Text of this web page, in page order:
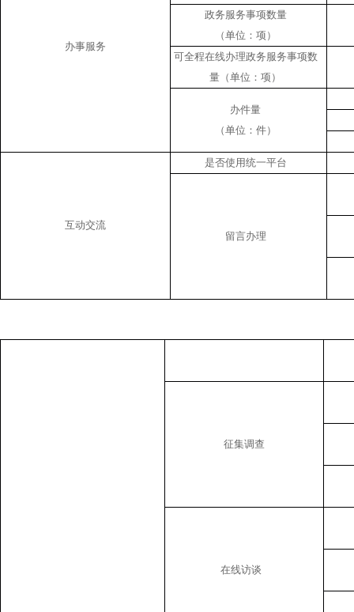
办事服务
政务服务事项数量
（单位：项）
可全程在线办理政务服务事项数
量（单位：项）
办件量
（单位：件）
互动交流
是否使用统一平台
留言办理
征集调查
在线访谈